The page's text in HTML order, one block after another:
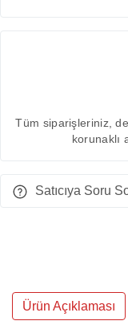
Tüm siparişleriniz,
korunaklı
Satıcıya Soru
Ürün Açıklaması